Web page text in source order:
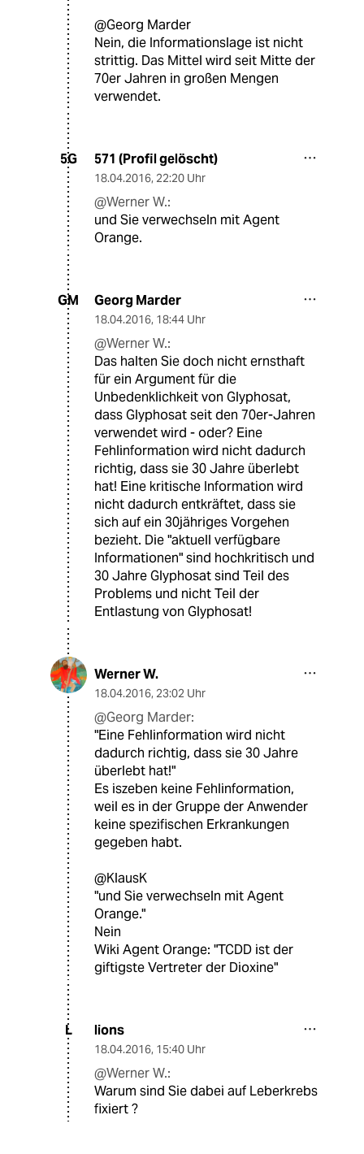
@Georg Marder
Nein, die Informationslage ist nicht
strittig. Das Mittel wird seit Mitte der
70er Jahren in großen Mengen
verwendet.
5G 571 (Profil gelöscht)
18.04.2016, 22:20 Uhr
@Werner W.:
und Sie verwechseln mit Agent
Orange.
GM Georg Marder
18.04.2016, 18:44 Uhr
@Werner W.:
Das halten Sie doch nicht ernsthaft
für ein Argument für die
Unbedenklichkeit von Glyphosat,
dass Glyphosat seit den 70er-Jahren
verwendet wird - oder? Eine
Fehlinformation wird nicht dadurch
richtig, dass sie 30 Jahre überlebt
hat! Eine kritische Information wird
nicht dadurch entkräftet, dass sie
sich auf ein 30jähriges Vorgehen
bezieht. Die "aktuell verfügbare
Informationen" sind hochkritisch und
30 Jahre Glyphosat sind Teil des
Problems und nicht Teil der
Entlastung von Glyphosat!
Werner W.
18.04.2016, 23:02 Uhr
@Georg Marder:
"Eine Fehlinformation wird nicht
dadurch richtig, dass sie 30 Jahre
überlebt hat!"
Es iszeben keine Fehlinformation,
weil es in der Gruppe der Anwender
keine spezifischen Erkrankungen
gegeben habt.
@KlausK
"und Sie verwechseln mit Agent
Orange."
Nein
Wiki Agent Orange: "TCDD ist der
giftigste Vertreter der Dioxine"
L lions
18.04.2016, 15:40 Uhr
@Werner W.:
Warum sind Sie dabei auf Leberkrebs
fixiert ?